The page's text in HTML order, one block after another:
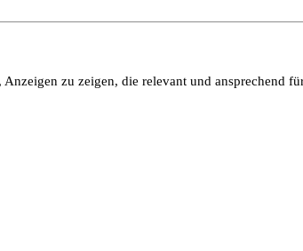
zu zeigen, die relevant und ansprechend